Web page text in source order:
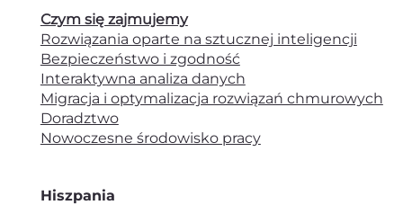
Hiszpania
Czym się zajmujemy
Rozwiązania oparte na sztucznej inteligencji
Bezpieczeństwo i zgodność
Interaktywna analiza danych
Migracja i optymalizacja rozwiązań chmurowych
Doradztwo
Nowoczesne środowisko pracy